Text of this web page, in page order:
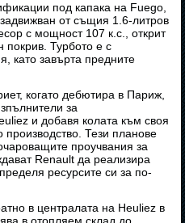
под капака на Fuego,
от същия 1.6-литров
с мощност 107 к.с., открит
покрив. Турбото е с
като завърта предните
когато дебютира в Париж,
за
и добавя колата към своя
производство. Тези планове
проучвания за
Renault да реализира
ресурсите си за по-
в централата на Heuliez в